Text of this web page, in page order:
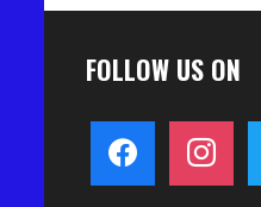
FOLLOW US ON
facebook instagram